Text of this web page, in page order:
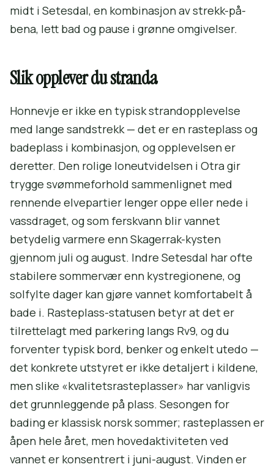
midt i Setesdal, en kombinasjon av strekk-på-
bena, lett bad og pause i grønne omgivelser.
Slik opplever du stranda
Honnevje er ikke en typisk strandopplevelse
med lange sandstrekk — det er en rasteplass og
badeplass i kombinasjon, og opplevelsen er
deretter. Den rolige loneutvidelsen i Otra gir
trygge svømmeforhold sammenlignet med
rennende elvepartier lenger oppe eller nede i
vassdraget, og som ferskvann blir vannet
betydelig varmere enn Skagerrak-kysten
gjennom juli og august. Indre Setesdal har ofte
stabilere sommervær enn kystregionene, og
solfylte dager kan gjøre vannet komfortabelt å
bade i. Rasteplass-statusen betyr at det er
tilrettelagt med parkering langs Rv9, og du
forventer typisk bord, benker og enkelt utedo —
det konkrete utstyret er ikke detaljert i kildene,
men slike «kvalitetsrasteplasser» har vanligvis
det grunnleggende på plass. Sesongen for
bading er klassisk norsk sommer; rasteplassen er
åpen hele året, men hovedaktiviteten ved
vannet er konsentrert i juni-august. Vinden er